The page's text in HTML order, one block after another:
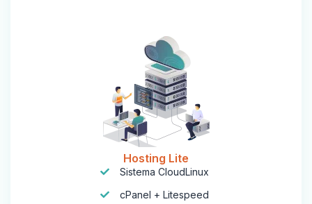
Hosting Lite
Sistema CloudLinux
cPanel + Litespeed